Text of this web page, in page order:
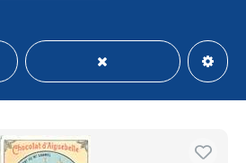
$ 2,40 € -50 %
Gewerblicher Händler